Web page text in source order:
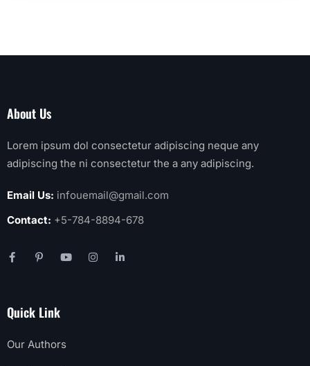
About Us
Lorem ipsum dol consectetur adipiscing neque any
adipiscing the ni consectetur the a any adipiscing.
Email Us: infouemail@gmail.com
Contact: +5-784-8894-678
Quick Link
Our Authors